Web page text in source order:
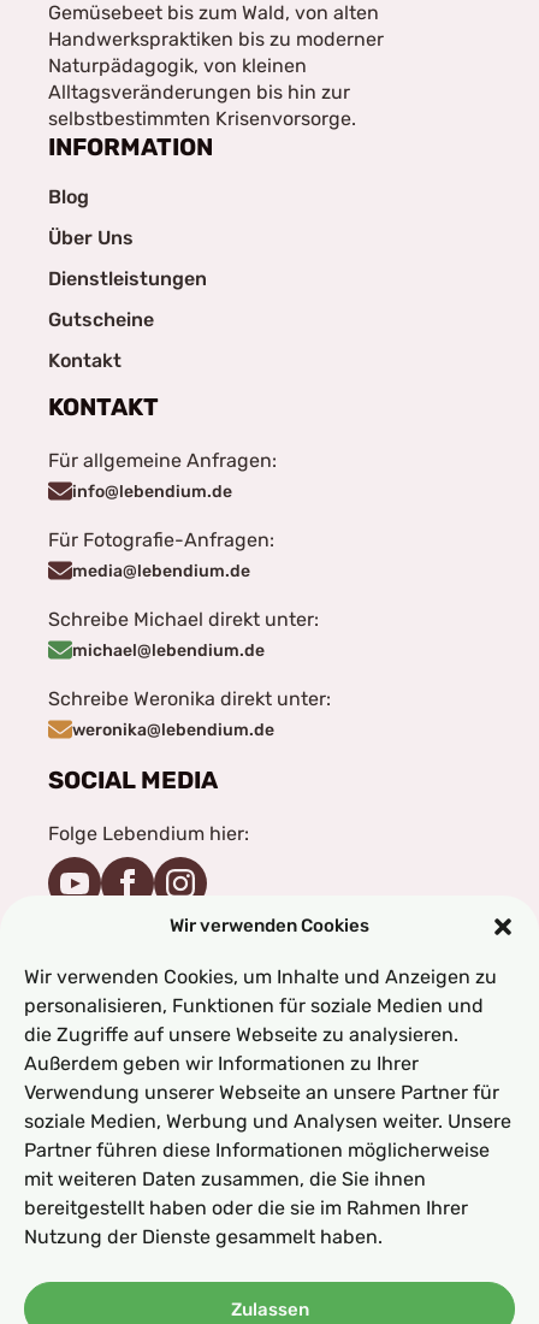
Wir verwenden Cookies
Wir verwenden Cookies, um Inhalte und Anzeigen zu
personalisieren, Funktionen für soziale Medien und
die Zugriffe auf unsere Webseite zu analysieren.
Außerdem geben wir Informationen zu Ihrer
Verwendung unserer Webseite an unsere Partner für
soziale Medien, Werbung und Analysen weiter. Unsere
Partner führen diese Informationen möglicherweise
mit weiteren Daten zusammen, die Sie ihnen
bereitgestellt haben oder die sie im Rahmen Ihrer
Nutzung der Dienste gesammelt haben.
Zulassen
Gemüsebeet bis zum Wald, von alten
Handwerkspraktiken bis zu moderner
Naturpädagogik, von kleinen
Alltagsveränderungen bis hin zur
selbstbestimmten Krisenvorsorge.
INFORMATION
Blog
Über Uns
Dienstleistungen
Gutscheine
Kontakt
KONTAKT
Für allgemeine Anfragen:
info@lebendium.de
Für Fotografie-Anfragen:
media@lebendium.de
Schreibe Michael direkt unter:
michael@lebendium.de
Schreibe Weronika direkt unter:
weronika@lebendium.de
SOCIAL MEDIA
Folge Lebendium hier:
Folge Michael hier:
Folge Weronika hier:
AGBImpressum